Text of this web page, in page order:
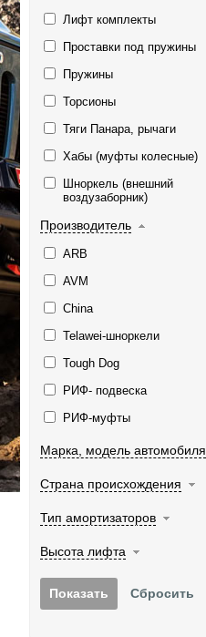
Лифт комплекты
Проставки под пружины
Пружины
Торсионы
Тяги Панара, рычаги
Хабы (муфты колесные)
Шноркель (внешний
воздузаборник)
Производитель
ARB
AVM
China
Telawei-шноркели
Tough Dog
РИФ- подвеска
РИФ-муфты
Марка, модель автомобиля
Страна происхождения
Тип амортизаторов
Высота лифта